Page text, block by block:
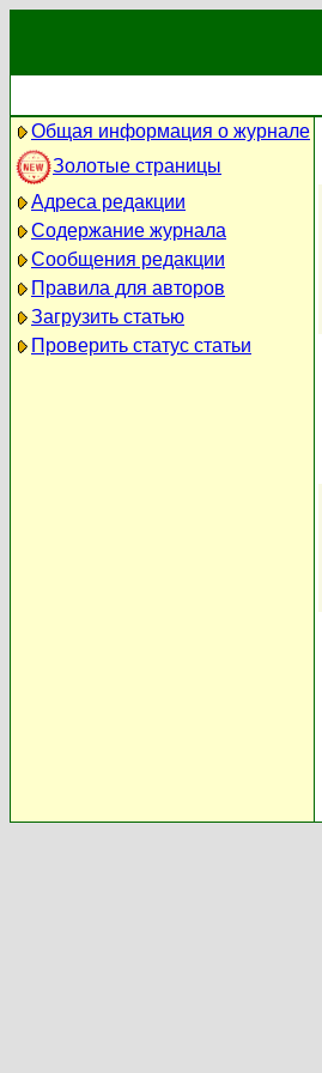
Общая информация о журнале
Золотые страницы
Адреса редакции
Содержание журнала
Сообщения редакции
Правила для авторов
Загрузить статью
Проверить статус статьи